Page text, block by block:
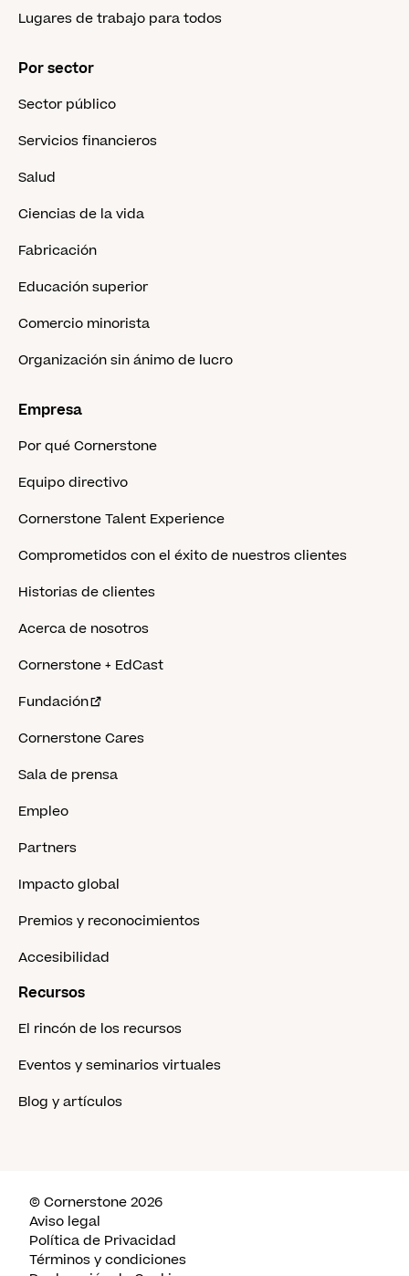
Lugares de trabajo para todos
Por sector
Sector público
Servicios financieros
Salud
Ciencias de la vida
Fabricación
Educación superior
Comercio minorista
Organización sin ánimo de lucro
Empresa
Por qué Cornerstone
Equipo directivo
Cornerstone Talent Experience
Comprometidos con el éxito de nuestros clientes
Historias de clientes
Acerca de nosotros
Cornerstone + EdCast
Fundación
Cornerstone Cares
Sala de prensa
Empleo
Partners
Impacto global
Premios y reconocimientos
Accesibilidad
Recursos
El rincón de los recursos
Eventos y seminarios virtuales
Blog y artículos
© Cornerstone 2026
Aviso legal
Política de Privacidad
Términos y condiciones